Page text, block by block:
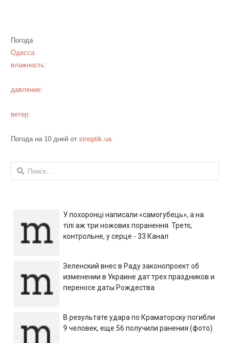
Погода
Одесса
влажность:
давление:
ветер:
Погода на 10 дней от sinoptik.ua
Найти:
У похоронці написали «самогубець», а на
тілі аж три ножових поранення. Третє,
контрольне, у серце - 33 Канал
Зеленский внес в Раду законопроект об
изменении в Украине дат трех праздников и
переносе даты Рождества
В результате удара по Краматорску погибли
9 человек, еще 56 получили ранения (фото)